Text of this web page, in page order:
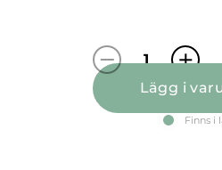
Lägg i
Finns i